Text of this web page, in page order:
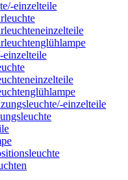
einzelteile
einzelteile
einzelteile